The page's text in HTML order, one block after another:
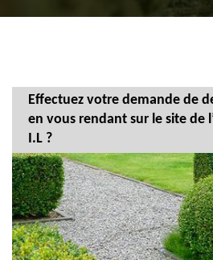
Effectuez votre demande de
en vous rendant sur le site de
I.L ?